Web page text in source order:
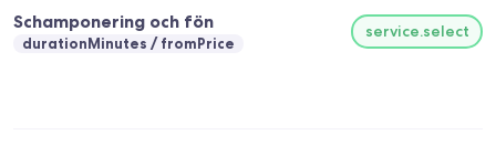
Schamponering och fön
durationMinutes fromPrice
service.select